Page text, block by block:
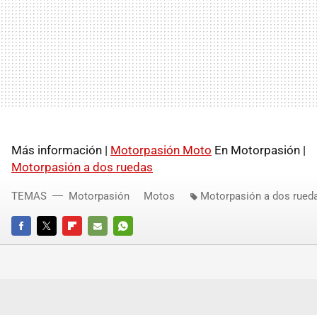
Más información | Motorpasión Moto En Motorpasión |
Motorpasión a dos ruedas
FACEBOOKTWITTERFLIPBOARD
E-
WHATSAPP
TEMAS Motorpasión Motos Motorpasión a dos